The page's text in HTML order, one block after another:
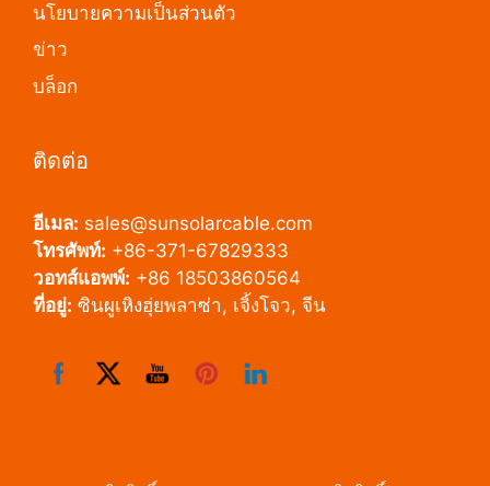
นโยบายความเป็นส่วนตัว
ข่าว
บล็อก
ติดต่อ
อีเมล: sales@sunsolarcable.com
โทรศัพท์: +86-371-67829333
วอทส์แอพพ์: +86 18503860564
ที่อยู่: ซินผูเหิงฮุ่ยพลาซ่า, เจิ้งโจว, จีน